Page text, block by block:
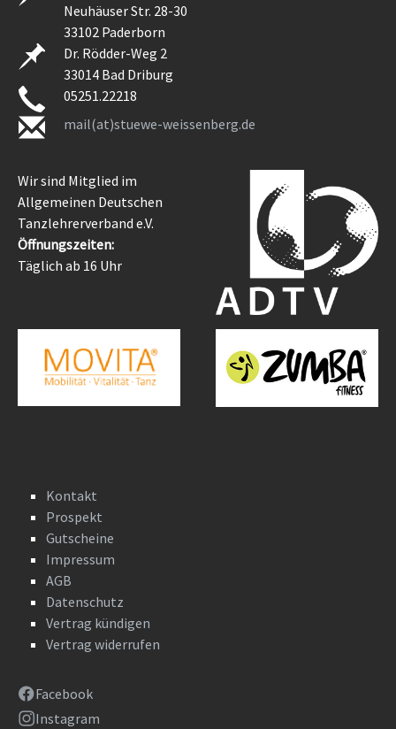
Neuhäuser Str. 28-30
33102 Paderborn
Dr. Rödder-Weg 2
33014 Bad Driburg
05251.22218
mail(at)stuewe-weissenberg.de
Wir sind Mitglied im
Allgemeinen Deutschen
Tanzlehrerverband e.V.
Öffnungszeiten:
Täglich ab 16 Uhr
Kontakt
Prospekt
Gutscheine
Impressum
AGB
Datenschutz
Vertrag kündigen
Vertrag widerrufen
Facebook
Instagram